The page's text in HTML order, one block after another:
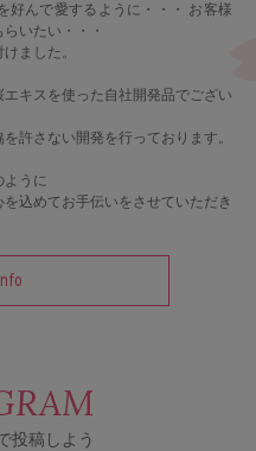
好んで愛するように・・・
お客様
いたい・・・
ました。
キスを使った自社開発品でござい
許さない開発を行っております。
ように
込めてお手伝いをさせていただき
投稿しよう